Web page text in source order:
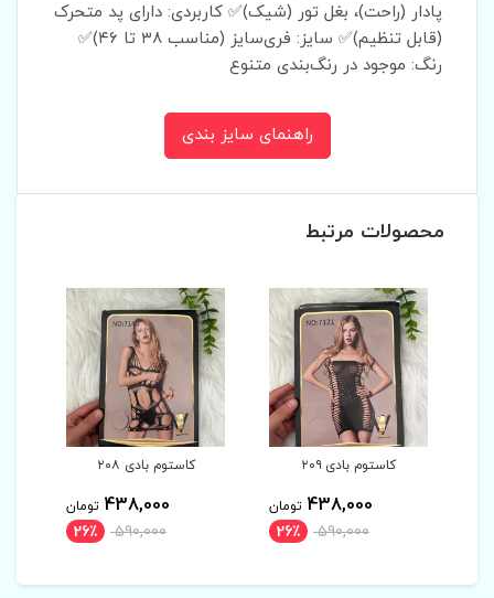
پادار (راحت)، بغل تور (شیک)✅ کاربردی: دارای پد متحرک
(قابل تنظیم)✅ سایز: فری‌سایز (مناسب ۳۸ تا ۴۶)✅
رنگ: موجود در رنگ‌بندی متنوع
راهنمای سایز بندی
محصولات مرتبط
کاستوم بادی ۲۰۸
438,000 تومان
590,000 26٪
کاستوم بادی ۲۰۷
438,000 تومان
590,000 26٪